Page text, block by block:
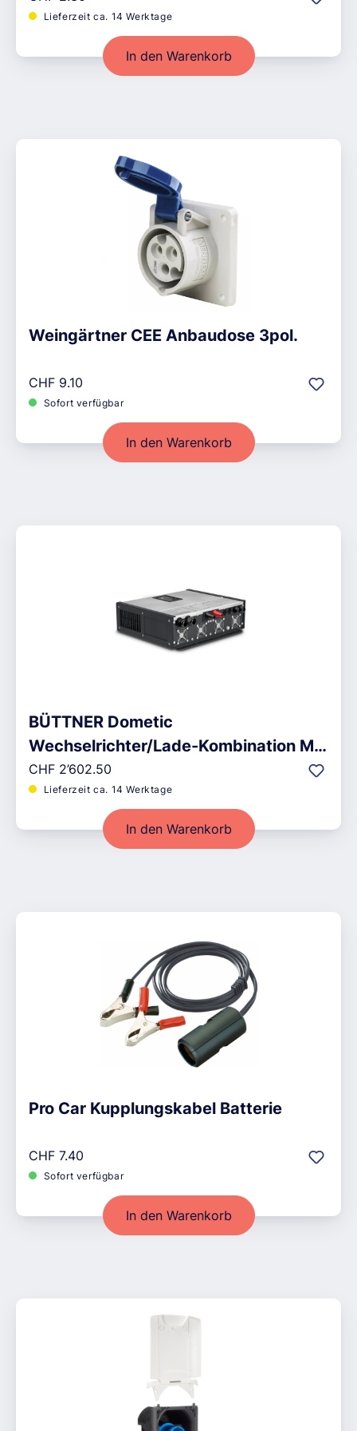
Lieferzeit ca. 14 Werktage
In den Warenkorb
Weingärtner CEE Anbaudose 3pol.
Regulärer Preis:
CHF 9.10
Sofort verfügbar
In den Warenkorb
BÜTTNER Dometic
Wechselrichter/Lade-Kombination MT
ICC, 120 A, 3000 W
Regulärer Preis:
CHF 2’602.50
Lieferzeit ca. 14 Werktage
In den Warenkorb
Pro Car Kupplungskabel Batterie
Regulärer Preis:
CHF 7.40
Sofort verfügbar
In den Warenkorb